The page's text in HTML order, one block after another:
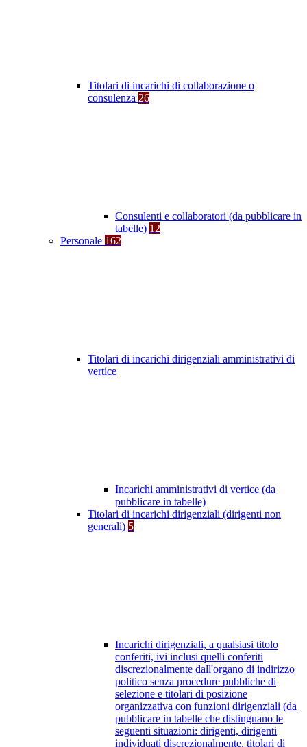
Titolari di incarichi di collaborazione o
consulenza 26
Consulenti e collaboratori (da pubblicare in
tabelle) 12
Personale 162
Titolari di incarichi dirigenziali amministrativi di
vertice
Incarichi amministrativi di vertice (da
pubblicare in tabelle)
Titolari di incarichi dirigenziali (dirigenti non
generali) 5
Incarichi dirigenziali, a qualsiasi titolo
conferiti, ivi inclusi quelli conferiti
discrezionalmente dall'organo di indirizzo
politico senza procedure pubbliche di
selezione e titolari di posizione
organizzativa con funzioni dirigenziali (da
pubblicare in tabelle che distinguano le
seguenti situazioni: dirigenti, dirigenti
individuati discrezionalmente, titolari di